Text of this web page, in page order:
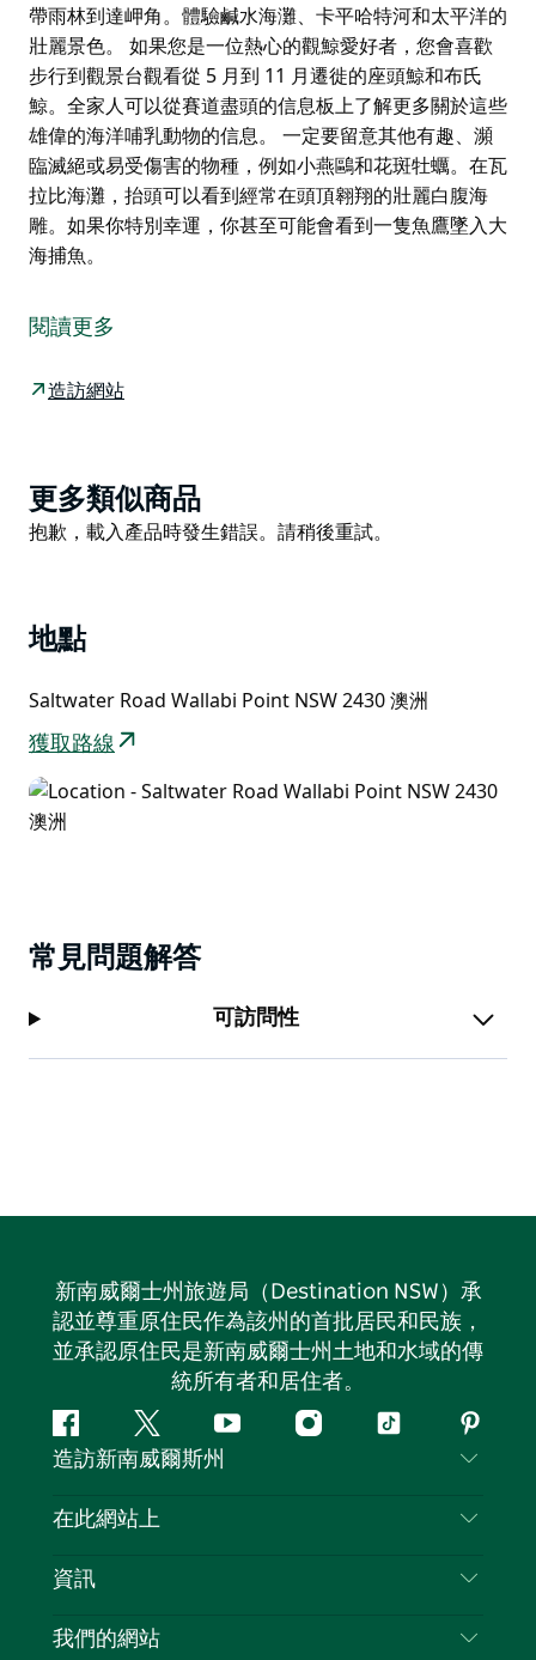
帶雨林到達岬角。體驗鹹水海灘、卡平哈特河和太平洋的
壯麗景色。 如果您是一位熱心的觀鯨愛好者，您會喜歡
步行到觀景台觀看從 5 月到 11 月遷徙的座頭鯨和布氏
鯨。全家人可以從賽道盡頭的信息板上了解更多關於這些
雄偉的海洋哺乳動物的信息。 一定要留意其他有趣、瀕
臨滅絕或易受傷害的物種，例如小燕鷗和花斑牡蠣。在瓦
拉比海灘，抬頭可以看到經常在頭頂翱翔的壯麗白腹海
雕。如果你特別幸運，你甚至可能會看到一隻魚鷹墜入大
海捕魚。
帶雨林到達岬角。體驗鹹水海灘、卡平哈特河和太平洋的
壯麗景色。
如果您是一位熱心的觀鯨愛好者，您會喜歡步行到觀景台
一定要留意其他有趣、瀕臨滅絕或易受傷害的物種，例如
小燕鷗和花斑牡蠣。在瓦拉比海灘，抬頭可以看到經常在
閱讀更多
造訪網站
Product
List
更多類似商品
Product
抱歉，載入產品時發生錯誤。請稍後重試。
地點
Saltwater Road Wallabi Point NSW 2430 澳洲
獲取路線
常見問題解答
可訪問性
新南威爾士州旅遊局（Destination NSW）承
認並尊重原住民作為該州的首批居民和民族，
並承認原住民是新南威爾士州土地和水域的傳
統所有者和居住者。
Facebook嘰
嘰
喳
Youtube Instagram
抖
造訪新南威爾斯州
聯絡我們
隱私
Cookie 通知
在此網站上
目的地
資訊
旅行資訊
我們的網站